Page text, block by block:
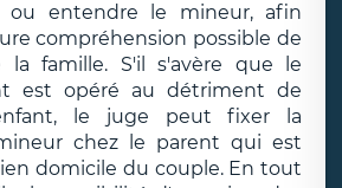
ou entendre le mineur, afin
compréhension possible de
la famille. S'il s'avère que le
est opéré au détriment de
le juge peut fixer la
chez le parent qui est
domicile du couple. En tout